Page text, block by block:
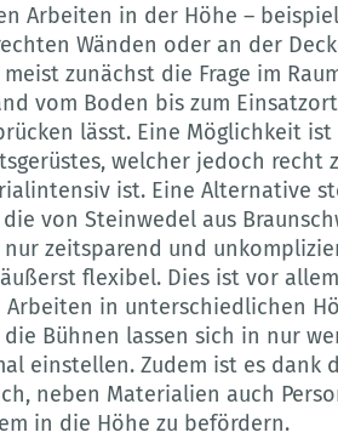
Arbeiten in der Höhe –
Wänden oder an der
zunächst die Frage im
vom Boden bis zum
lässt. Eine Möglichkeit
welcher jedoch recht
ist. Eine Alternative
von Steinwedel aus
zeitsparend und
flexibel. Dies ist vor
Arbeiten in unterschiedlichen
Bühnen lassen sich in nur
einstellen. Zudem ist es dank
neben Materialien auch
in die Höhe zu befördern.